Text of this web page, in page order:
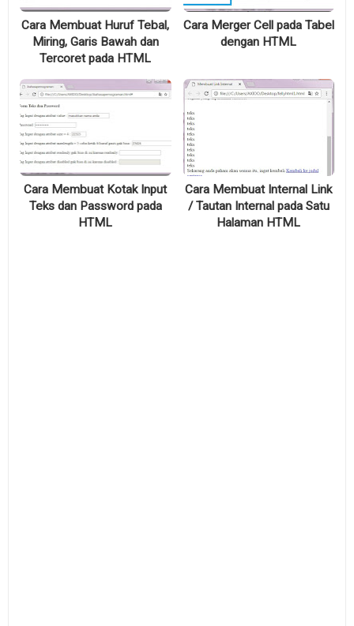
Cara Membuat Huruf Tebal,
Miring, Garis Bawah dan
Tercoret pada HTML
Cara Merger Cell pada Tabel
dengan HTML
Cara Membuat Kotak Input
Teks dan Password pada
HTML
Cara Membuat Internal Link
/ Tautan Internal pada Satu
Halaman HTML